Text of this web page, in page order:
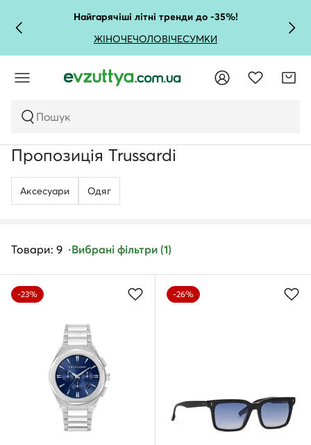
Найгарячіші літні тренди до -35%!
ЖІНОЧЕЧОЛОВІЧЕСУМКИ
Пошук
Пропозиція Trussardi
Аксесуари Одяг
Товари: 9 Вибрані фільтри (1)
-23% -26%